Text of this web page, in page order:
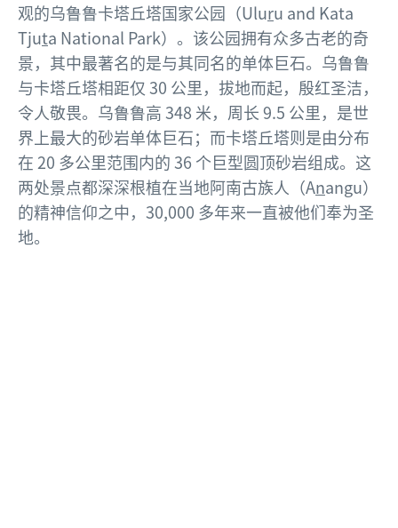
观的乌鲁鲁卡塔丘塔国家公园（Uluru and Kata
Tjuta National Park）。该公园拥有众多古老的奇
景，其中最著名的是与其同名的单体巨石。乌鲁鲁
与卡塔丘塔相距仅 30 公里，拔地而起，殷红圣洁，
令人敬畏。 乌鲁鲁高 348 米，周长 9.5 公里，是世
界上最大的砂岩单体巨石；而卡塔丘塔则是由分布
在 20 多公里范围内的 36 个巨型圆顶砂岩组成。 这
两处景点都深深根植在当地阿南古族人（Anangu）
的精神信仰之中，30,000 多年来一直被他们奉为圣
地。